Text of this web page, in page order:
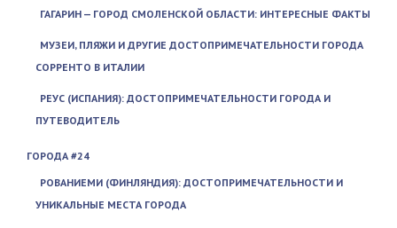
ГАГАРИН — ГОРОД СМОЛЕНСКОЙ ОБЛАСТИ: ИНТЕРЕСНЫЕ ФАКТЫ
МУЗЕИ, ПЛЯЖИ И ДРУГИЕ ДОСТОПРИМЕЧАТЕЛЬНОСТИ ГОРОДА
СОРРЕНТО В ИТАЛИИ
РЕУС (ИСПАНИЯ): ДОСТОПРИМЕЧАТЕЛЬНОСТИ ГОРОДА И
ПУТЕВОДИТЕЛЬ
ГОРОДА #24
РОВАНИЕМИ (ФИНЛЯНДИЯ): ДОСТОПРИМЕЧАТЕЛЬНОСТИ И
УНИКАЛЬНЫЕ МЕСТА ГОРОДА